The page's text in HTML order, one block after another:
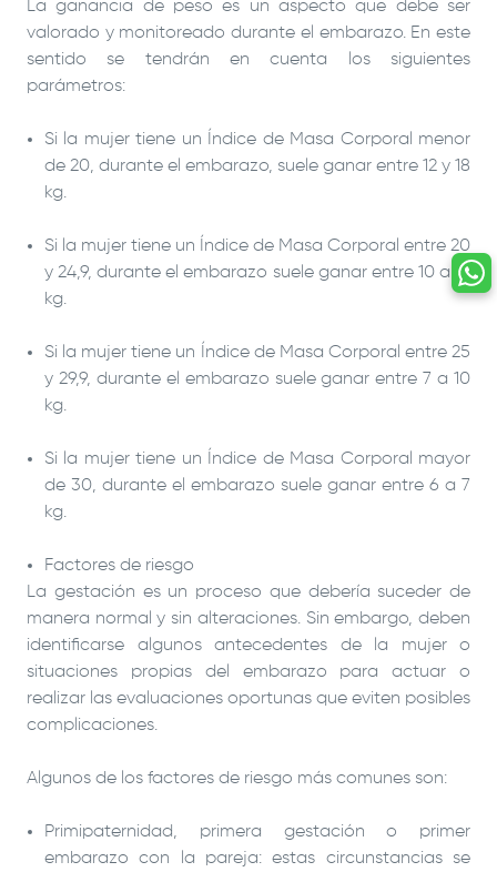
La ganancia de peso es un aspecto que debe ser
valorado y monitoreado durante el embarazo. En este
sentido se tendrán en cuenta los siguientes
parámetros:
Si la mujer tiene un Índice de Masa Corporal menor
de 20, durante el embarazo, suele ganar entre 12 y 18
kg.
Si la mujer tiene un Índice de Masa Corporal entre 20
y 24,9, durante el embarazo suele ganar entre 10 a 13
kg.
Si la mujer tiene un Índice de Masa Corporal entre 25
y 29,9, durante el embarazo suele ganar entre 7 a 10
kg.
Si la mujer tiene un Índice de Masa Corporal mayor
de 30, durante el embarazo suele ganar entre 6 a 7
kg.
Factores de riesgo
La gestación es un proceso que debería suceder de
manera normal y sin alteraciones. Sin embargo, deben
identificarse algunos antecedentes de la mujer o
situaciones propias del embarazo para actuar o
realizar las evaluaciones oportunas que eviten posibles
complicaciones.
Algunos de los factores de riesgo más comunes son:
Primipaternidad, primera gestación o primer
embarazo con la pareja: estas circunstancias se